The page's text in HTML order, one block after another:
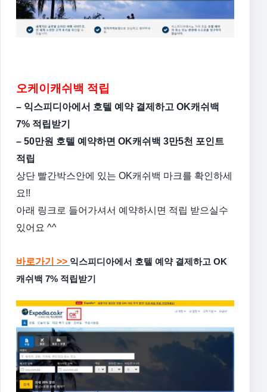
오케이캐쉬백 적립
– 익스피디아에서 호텔 예약 결제하고 OK캐쉬백
7% 적립받기
– 50만원 호텔 예약하면 OK캐쉬백 3만5천 포인트
적립
상단 빨간박스안에 있는 OK캐쉬백 마크를 확인하세
요!!
아래 링크로 들어가셔서 예약하시면 적립 받으실수
있어요 ^^
바로가기 >> 익스피디아에서 호텔 예약 결제하고 OK
캐쉬백 7% 적립받기